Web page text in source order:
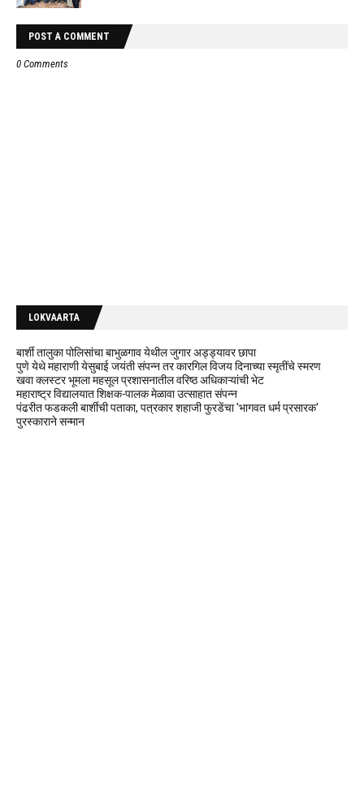
POST A COMMENT
0 Comments
LOKVAARTA
बार्शी तालुका पोलिसांचा बाभुळगाव येथील जुगार अड्ड्यावर छापा
पुणे येथे महाराणी येसुबाई जयंती संपन्न तर कारगिल विजय दिनाच्या स्मृतींचे स्मरण
खवा क्लस्टर भूमला महसूल प्रशासनातील वरिष्ठ अधिकाऱ्यांची भेट
महाराष्ट्र विद्यालयात शिक्षक-पालक मेळावा उत्साहात संपन्न
पंढरीत फडकली बार्शीची पताका, पत्रकार शहाजी फुरडेंचा 'भागवत धर्म प्रसारक'
पुरस्काराने सन्मान